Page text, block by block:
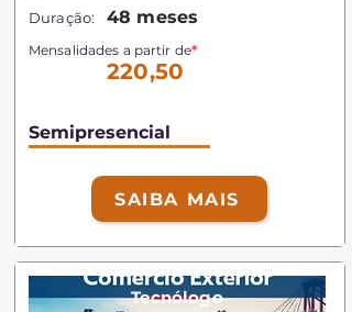
Duração: 48 meses
Mensalidades a partir de*
220,50
Semipresencial
SAIBA MAIS
Tecnólogo